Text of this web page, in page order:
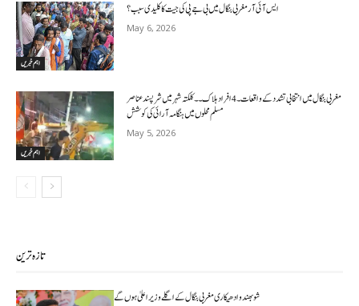
اہم خبریں
ایس آئی آر مغربی بنگال میں بی جے پی کی جیت کا کلیدی سبب؟
May 6, 2026
اہم خبریں
مغربی بنگال میں انتخابی تشدد کے واقعات۔4افراد ہلاک۔۔کلکتہ شہر میں شرپسندعناصر
مسلم محلوں میں ہنگامہ آرائی کی کوشش
May 5, 2026
تازہ ترین
شوبھندو ادھیکاری مغربی بنگال کے اگلے وزیر اعلیٰ ہوں گے